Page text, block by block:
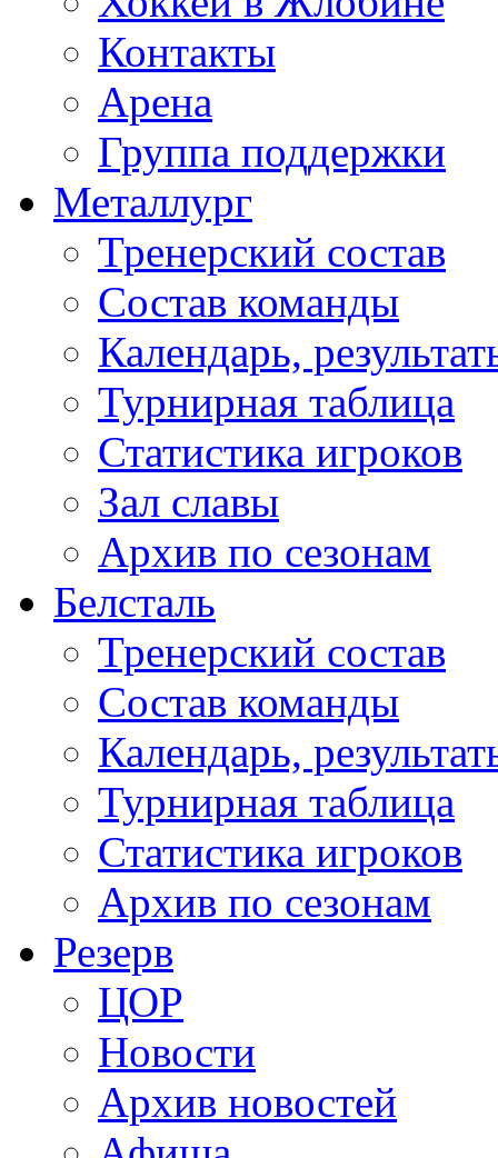
Контакты
Арена
Группа поддержки
Металлург
Тренерский состав
Состав команды
Календарь,
Турнирная таблица
Статистика игроков
Зал славы
Архив по сезонам
Белсталь
Тренерский состав
Состав команды
Календарь,
Турнирная таблица
Статистика игроков
Архив по сезонам
Резерв
ЦОР
Новости
Архив новостей